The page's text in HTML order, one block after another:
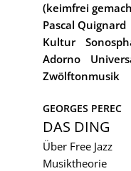
(keimfrei
Pascal Quignard
Kultur
Adorno
Zwölftonmusik
GEORGES PEREC
DAS DING
Über Free Jazz
Musiktheorie